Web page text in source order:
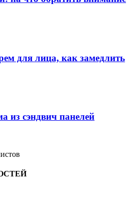
для лица, как замедлить
из сэндвич панелей